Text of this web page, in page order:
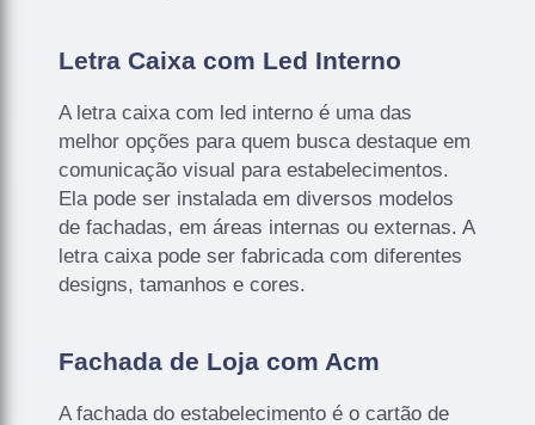
Letra Caixa com Led Interno
A letra caixa com led interno é uma das
melhor opções para quem busca destaque em
comunicação visual para estabelecimentos.
Ela pode ser instalada em diversos modelos
de fachadas, em áreas internas ou externas. A
letra caixa pode ser fabricada com diferentes
designs, tamanhos e cores.
Fachada de Loja com Acm
A fachada do estabelecimento é o cartão de